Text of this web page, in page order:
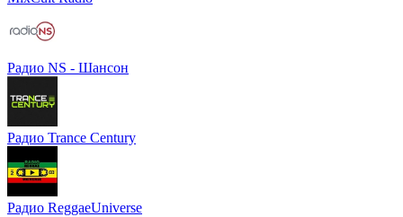
Радио NS - Шансон
Радио Trance Century
Радио ReggaeUniverse